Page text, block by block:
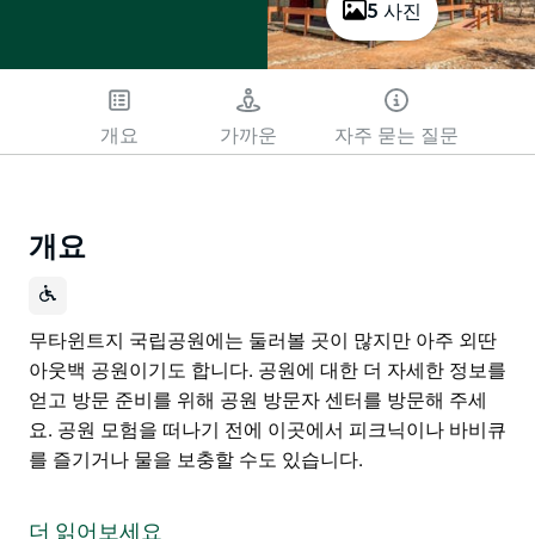
5 사진
개요 가까운 자주 묻는 질문
개요
무타윈트지 국립공원에는 둘러볼 곳이 많지만 아주 외딴
아웃백 공원이기도 합니다. 공원에 대한 더 자세한 정보를
얻고 방문 준비를 위해 공원 방문자 센터를 방문해 주세
요. 공원 모험을 떠나기 전에 이곳에서 피크닉이나 바비큐
를 즐기거나 물을 보충할 수도 있습니다.
아웃백 공원이기도 합니다. 공원에 대한 더 자세한 정보를
더 읽어보세요